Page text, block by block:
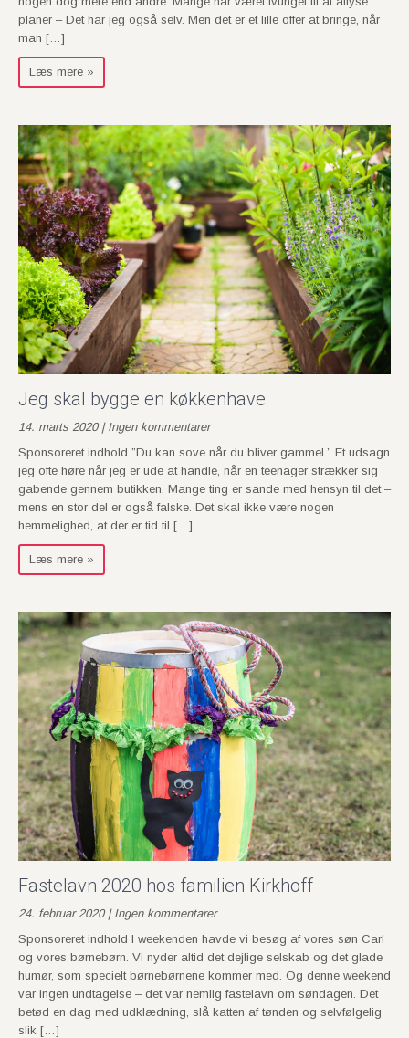
planer – Det har jeg også selv. Men det er et lille offer at bringe, når
man […]
Læs mere »
Jeg skal bygge en køkkenhave
14. marts 2020 | Ingen kommentarer
Sponsoreret indhold ”Du kan sove når du bliver gammel.” Et udsagn
jeg ofte høre når jeg er ude at handle, når en teenager strækker sig
gabende gennem butikken. Mange ting er sande med hensyn til det –
mens en stor del er også falske. Det skal ikke være nogen
hemmelighed, at der er tid til […]
Læs mere »
Fastelavn 2020 hos familien Kirkhoff
24. februar 2020 | Ingen kommentarer
Sponsoreret indhold I weekenden havde vi besøg af vores søn Carl
og vores børnebørn. Vi nyder altid det dejlige selskab og det glade
humør, som specielt børnebørnene kommer med. Og denne weekend
var ingen undtagelse – det var nemlig fastelavn om søndagen. Det
betød en dag med udklædning, slå katten af tønden og selvfølgelig
slik […]